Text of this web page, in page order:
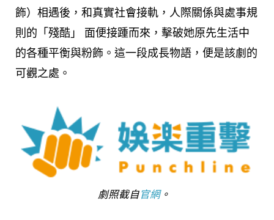
飾）相遇後，和真實社會接軌，人際關係與處事規
則的「殘酷」 面便接踵而來，擊破她原先生活中
的各種平衡與粉飾。這一段成長物語，便是該劇的
可觀之處。
劇照截自官網。